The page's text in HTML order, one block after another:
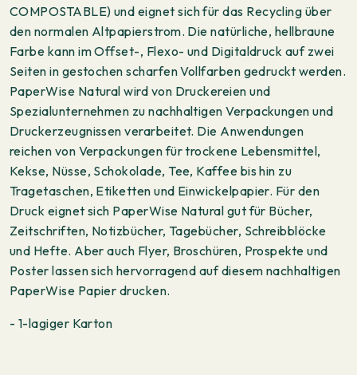
COMPOSTABLE) und eignet sich für das Recycling über
den normalen Altpapierstrom. Die natürliche, hellbraune
Farbe kann im Offset-, Flexo- und Digitaldruck auf zwei
Seiten in gestochen scharfen Vollfarben gedruckt werden.
PaperWise Natural wird von Druckereien und
Spezialunternehmen zu nachhaltigen Verpackungen und
Druckerzeugnissen verarbeitet. Die Anwendungen
reichen von Verpackungen für trockene Lebensmittel,
Kekse, Nüsse, Schokolade, Tee, Kaffee bis hin zu
Tragetaschen, Etiketten und Einwickelpapier. Für den
Druck eignet sich PaperWise Natural gut für Bücher,
Zeitschriften, Notizbücher, Tagebücher, Schreibblöcke
und Hefte. Aber auch Flyer, Broschüren, Prospekte und
Poster lassen sich hervorragend auf diesem nachhaltigen
PaperWise Papier drucken.
- 1-lagiger Karton